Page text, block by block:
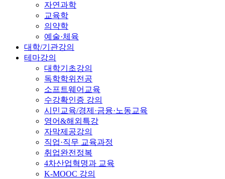
자연과학
교육학
의약학
예술·체육
대학/기관강의
테마강의
대학기초강의
독학학위전공
소프트웨어교육
수강확인증 강의
시민교육/경제·금융·노동교육
영어&해외특강
자막제공강의
직업·직무 교육과정
취업완전정복
4차산업혁명과 교육
K-MOOC 강의